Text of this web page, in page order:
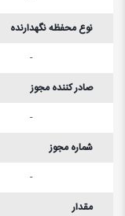
نوع محفظه نگهدارنده
-
صادر کننده مجوز
-
شماره مجوز
-
مقدار